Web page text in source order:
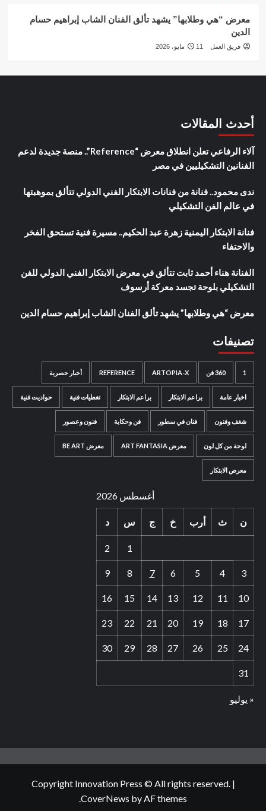
معرض “هي وطلابها” يشهد تألق الفنان الشاب إبراهيم حسام
الدين
فريق العمل 11 مايو، 2026
أحدث المقالات
آلاء الرفاعي تعلن انطلاق معرض “Reference”.. منصة جديدة لدعم
الفنانين التشكيليين في مصر
ندى محمود.. فنانة من فنانات الابتكار الفني الدولي تتألق بموهبتها
في عالم الفن التشكيلي
فنانة الابتكار اليمنية زهرة عبد الحكيم.. مسيرة فنية تستحق الفخر
والاحتفاء
الفنانة هناء أحمد ثابت تتألق في معرض الابتكار الفني الدولي للفن
التشكيلي بلوحة تجسد معركة أرسوف
معرض “هي وطلابها” يشهد تألق الفنان الشاب إبراهيم حسام الدين
تصنيفات
1 360 فن ARTOPIA-X
REFERENCE أخبار حصرية
اخبار عامة براعم الابتكار براعم الابتكار تغطيات فنية حواديت فنية
شغف وفنون فنان في سطور فن وحكاية فنون وعصور
لوحة من كل لون معرض ART FANTASIA معرض BE ART
معرض الابتكار
أغسطس 2026
ن ث أرب خ ج س د
1
2
3
4
5
6
7
8
9
10
11
12
13
14
15
16
17
18
19
20
21
22
23
24
25
26
27
28
29
30
31
« يوليو
Copyright Innovation Press © All rights reserved. |
CoverNews by AF themes.